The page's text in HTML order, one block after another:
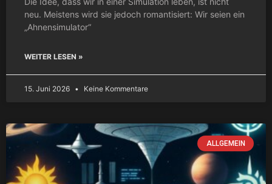
neu. Meistens wird sie jedoch romantisiert: Wir seien ein
„Ahnensimulator“
WEITER LESEN »
15. Juni 2026 Keine Kommentare
ALLGEMEIN